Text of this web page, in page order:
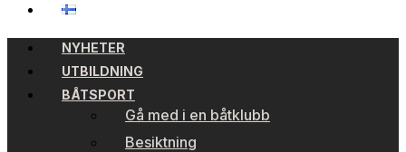
NYHETER
UTBILDNING
BÅTSPORT
Gå med i en båtklubb
Besiktning